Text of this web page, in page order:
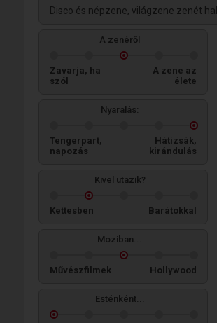
Disco és népzene, világzene zenét
A zenéről
Zavarja, ha
szól
A zene az
élete
Nyaralás:
Tengerpart,
napozás
Hátizsák,
kirándulás
Kivel utazik?
Kettesben Barátokkal
Moziban...
Művészfilmek Hollywood
Esténként...